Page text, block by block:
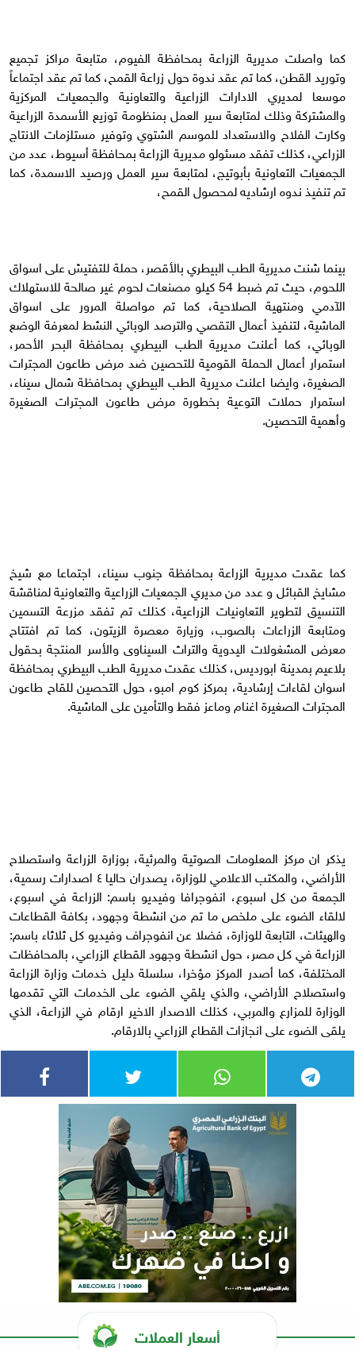
كما واصلت مديرية الزراعة بمحافظة الفيوم، متابعة مراكز تجميع
وتوريد القطن، كما تم عقد ندوة حول زراعة القمح، كما تم عقد اجتماعاً
موسعا لمديري الادارات الزراعية والتعاونية والجمعيات المركزية
والمشتركة وذلك لمتابعة سير العمل بمنظومة توزيع الأسمدة الزراعية
وكارت الفلاح والاستعداد للموسم الشتوي وتوفير مستلزمات الانتاج
الزراعي، كذلك تفقد مسئولو مديرية الزراعة بمحافظة أسيوط، عدد من
الجمعيات التعاونية بأبوتيج، لمتابعة سير العمل ورصيد الاسمدة، كما
تم تنفيذ ندوه ارشاديه لمحصول القمح،
بينما شنت مديرية الطب البيطري بالأقصر، حملة للتفتيش على اسواق
اللحوم، حيث تم ضبط 54 كيلو مصنعات لحوم غير صالحة للاستهلاك
الآدمي ومنتهية الصلاحية، كما تم مواصلة المرور على اسواق
الماشية، لتنفيذ أعمال التقصي والترصد الوبائي النشط لمعرفة الوضع
الوبائي، كما أعلنت مديرية الطب البيطري بمحافظة البحر الأحمر،
استمرار أعمال الحملة القومية للتحصين ضد مرض طاعون المجترات
الصغيرة، وايضا اعلنت مديرية الطب البيطري بمحافظة شمال سيناء،
استمرار حملات التوعية بخطورة مرض طاعون المجترات الصغيرة
وأهمية التحصين.
كما عقدت مديرية الزراعة بمحافظة جنوب سيناء، اجتماعا مع شيخ
مشايخ القبائل و عدد من مديري الجمعيات الزراعية والتعاونية لمناقشة
التنسيق لتطوير التعاونيات الزراعية، كذلك تم تفقد مزرعة التسمين
ومتابعة الزراعات بالصوب، وزيارة معصرة الزيتون، كما تم افتتاح
معرض المشغولات اليدوية والتراث السيناوى والأسر المنتجة بحقول
بلاعيم بمدينة ابورديس، كذلك عقدت مديرية الطب البيطري بمحافظة
اسوان لقاءات إرشادية، بمركز كوم امبو، حول التحصين للقاح طاعون
المجترات الصغيرة اغنام وماعز فقط والتأمين على الماشية.
يذكر ان مركز المعلومات الصوتية والمرئية، بوزارة الزراعة واستصلاح
الأراضي، والمكتب الاعلامي للوزارة، يصدران حاليا ٤ اصدارات رسمية،
الجمعة من كل اسبوع، انفوجرافا وفيديو باسم: الزراعة في اسبوع،
لالقاء الضوء على ملخص ما تم من انشطة وجهود، بكافة القطاعات
والهيئات، التابعة للوزارة، فضلا عن انفوجراف وفيديو كل ثلاثاء باسم:
الزراعة في كل مصر، حول انشطة وجهود القطاع الزراعي، بالمحافظات
المختلفة، كما أصدر المركز مؤخرا، سلسلة دليل خدمات وزارة الزراعة
واستصلاح الأراضي، والذي يلقي الضوء على الخدمات التي تقدمها
الوزارة للمزارع والمربي، كذلك الاصدار الاخير ارقام في الزراعة، الذي
يلقى الضوء على انجازات القطاع الزراعي بالارقام.
أسعار العملات